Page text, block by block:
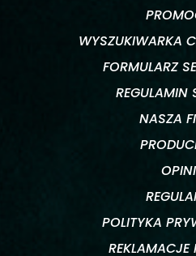
WYSZUKIWARKA
FORMULARZ
REGULAMIN
NASZA
POLITYKA
REKLAMACJE